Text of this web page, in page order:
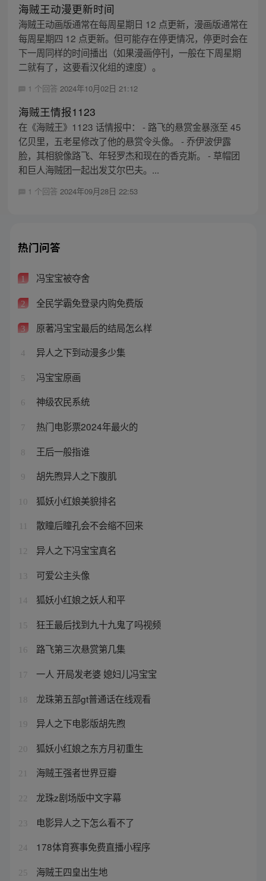
海贼王动漫更新时间
海贼王动画版通常在每周星期日 12 点更新，漫画版通常在
每周星期四 12 点更新。但可能存在停更情况，停更时会在
下一周同样的时间播出（如果漫画停刊，一般在下周星期
二就有了，这要看汉化组的速度）。
1 个回答 2024年10月02日 21:12
海贼王情报1123
在《海贼王》1123 话情报中： - 路飞的悬赏金暴涨至 45
亿贝里，五老星修改了他的悬赏令头像。 - 乔伊波伊露
脸，其相貌像路飞、年轻罗杰和现在的香克斯。 - 草帽团
和巨人海贼团一起出发艾尔巴夫。...
1 个回答 2024年09月28日 22:53
热门问答
1 冯宝宝被夺舍
2 全民学霸免登录内购免费版
3 原著冯宝宝最后的结局怎么样
4 异人之下到动漫多少集
5 冯宝宝原画
6 神级农民系统
7 热门电影票2024年最火的
8 王后一般指谁
9 胡先煦异人之下腹肌
10 狐妖小红娘美貌排名
散瞳后瞳孔会不会缩不回来
12 异人之下冯宝宝真名
13 可爱公主头像
14 狐妖小红娘之妖人和平
15 狂王最后找到九十九鬼了吗视频
16 路飞第三次悬赏第几集
17 一人 开局发老婆 媳妇儿冯宝宝
18 龙珠第五部gt普通话在线观看
19 异人之下电影版胡先煦
20 狐妖小红娘之东方月初重生
21 海贼王强者世界豆瓣
22 龙珠z剧场版中文字幕
23 电影异人之下怎么看不了
24 178体育赛事免费直播小程序
25 海贼王四皇出生地